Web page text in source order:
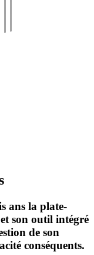
ans la plate-
son outil intégré
de son
consé­quents.